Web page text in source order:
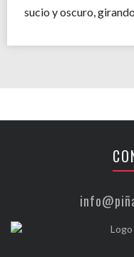
sucio y oscuro,